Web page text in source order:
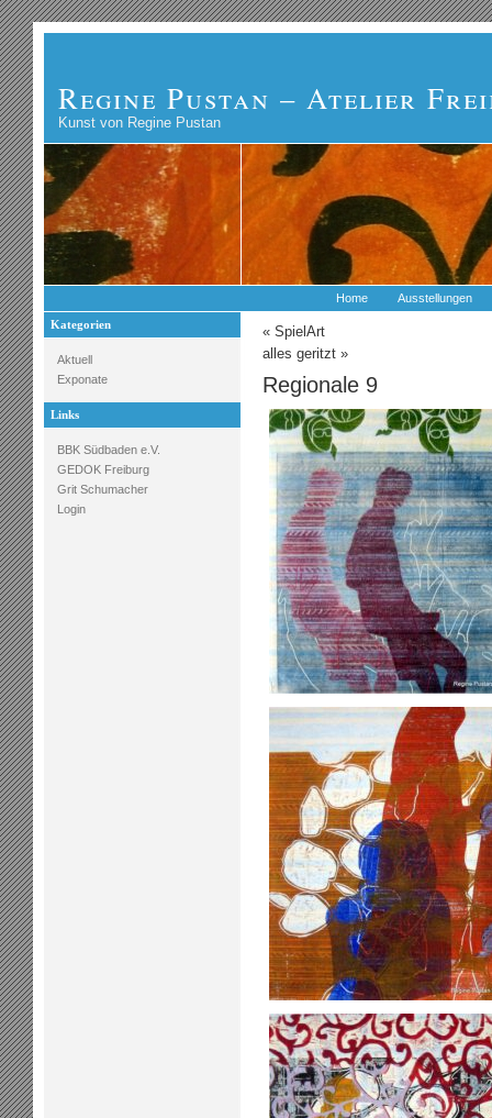
Regine Pustan – Atelier
Kunst von Regine Pustan
Home Ausstellungen
Kategorien
Aktuell
Exponate
Links
BBK Südbaden e.V.
GEDOK Freiburg
Grit Schumacher
Login
« SpielArt
alles geritzt »
Regionale 9